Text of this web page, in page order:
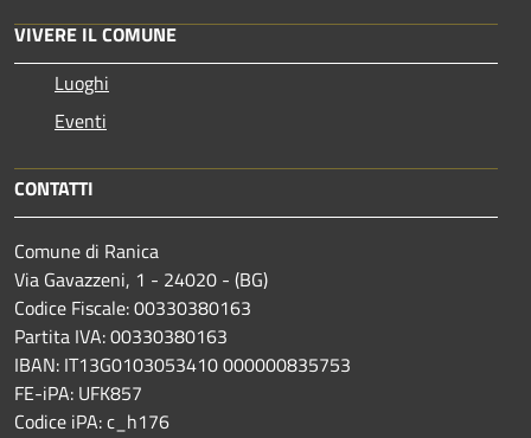
VIVERE IL COMUNE
Luoghi
Eventi
CONTATTI
Comune di Ranica
Via Gavazzeni, 1 - 24020 - (BG)
Codice Fiscale: 00330380163
Partita IVA: 00330380163
IBAN: IT13G0103053410 000000835753
FE-iPA: UFK857
Codice iPA: c_h176